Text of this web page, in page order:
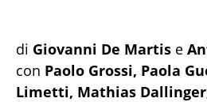
di Giovanni De Martis e
con Paolo Grossi, Paola
Limetti, Mathias